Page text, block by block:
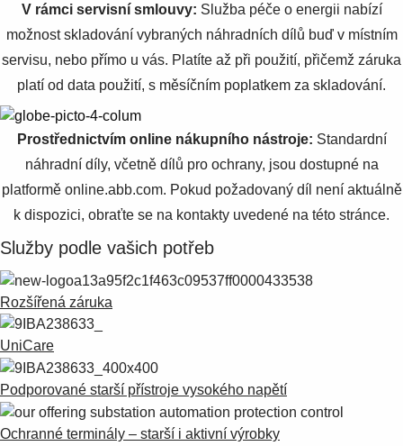
V rámci servisní smlouvy: Služba péče o energii nabízí
možnost skladování vybraných náhradních dílů buď v místním
servisu, nebo přímo u vás. Platíte až při použití, přičemž záruka
platí od data použití, s měsíčním poplatkem za skladování.
Prostřednictvím online nákupního nástroje: Standardní
náhradní díly, včetně dílů pro ochrany, jsou dostupné na
platformě online.abb.com. Pokud požadovaný díl není aktuálně
k dispozici, obraťte se na kontakty uvedené na této stránce.
Služby podle vašich potřeb
Rozšířená záruka
UniCare
Podporované starší přístroje vysokého napětí
Ochranné terminály – starší i aktivní výrobky